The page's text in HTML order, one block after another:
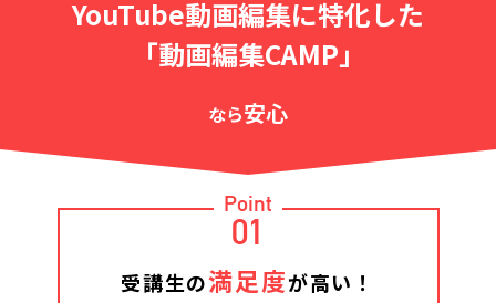
YouTube動画編集に特化した
「動画編集CAMP」
なら安心
Point
01
受講生の満足度が高い！